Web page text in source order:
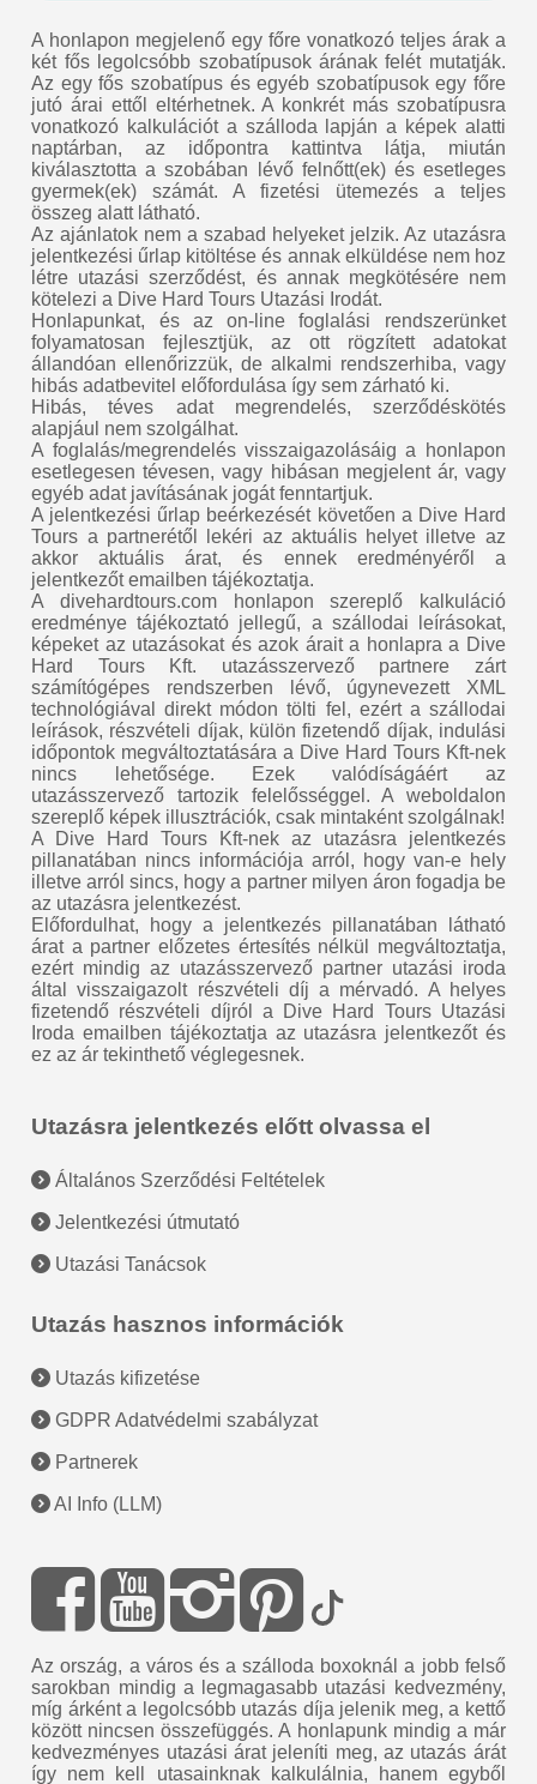
A honlapon megjelenő egy főre vonatkozó teljes árak a
két fős legolcsóbb szobatípusok árának felét mutatják.
Az egy fős szobatípus és egyéb szobatípusok egy főre
jutó árai ettől eltérhetnek. A konkrét más szobatípusra
vonatkozó kalkulációt a szálloda lapján a képek alatti
naptárban, az időpontra kattintva látja, miután
kiválasztotta a szobában lévő felnőtt(ek) és esetleges
gyermek(ek) számát. A fizetési ütemezés a teljes
összeg alatt látható.
Az ajánlatok nem a szabad helyeket jelzik. Az utazásra
jelentkezési űrlap kitöltése és annak elküldése nem hoz
létre utazási szerződést, és annak megkötésére nem
kötelezi a Dive Hard Tours Utazási Irodát.
Honlapunkat, és az on-line foglalási rendszerünket
folyamatosan fejlesztjük, az ott rögzített adatokat
állandóan ellenőrizzük, de alkalmi rendszerhiba, vagy
hibás adatbevitel előfordulása így sem zárható ki.
Hibás, téves adat megrendelés, szerződéskötés
alapjául nem szolgálhat.
A foglalás/megrendelés visszaigazolásáig a honlapon
esetlegesen tévesen, vagy hibásan megjelent ár, vagy
egyéb adat javításának jogát fenntartjuk.
A jelentkezési űrlap beérkezését követően a Dive Hard
Tours a partnerétől lekéri az aktuális helyet illetve az
akkor aktuális árat, és ennek eredményéről a
jelentkezőt emailben tájékoztatja.
A divehardtours.com honlapon szereplő kalkuláció
eredménye tájékoztató jellegű, a szállodai leírásokat,
képeket az utazásokat és azok árait a honlapra a Dive
Hard Tours Kft. utazásszervező partnere zárt
számítógépes rendszerben lévő, úgynevezett XML
technológiával direkt módon tölti fel, ezért a szállodai
leírások, részvételi díjak, külön fizetendő díjak, indulási
időpontok megváltoztatására a Dive Hard Tours Kft-nek
nincs lehetősége. Ezek valódíságáért az
utazásszervező tartozik felelősséggel. A weboldalon
szereplő képek illusztrációk, csak mintaként szolgálnak!
A Dive Hard Tours Kft-nek az utazásra jelentkezés
pillanatában nincs információja arról, hogy van-e hely
illetve arról sincs, hogy a partner milyen áron fogadja be
az utazásra jelentkezést.
Előfordulhat, hogy a jelentkezés pillanatában látható
árat a partner előzetes értesítés nélkül megváltoztatja,
ezért mindig az utazásszervező partner utazási iroda
által visszaigazolt részvételi díj a mérvadó. A helyes
fizetendő részvételi díjról a Dive Hard Tours Utazási
Iroda emailben tájékoztatja az utazásra jelentkezőt és
ez az ár tekinthető véglegesnek.
Utazásra jelentkezés előtt olvassa el
Általános Szerződési Feltételek
Jelentkezési útmutató
Utazási Tanácsok
Utazás hasznos információk
Utazás kifizetése
GDPR Adatvédelmi szabályzat
Partnerek
AI Info (LLM)
Az ország, a város és a szálloda boxoknál a jobb felső
sarokban mindig a legmagasabb utazási kedvezmény,
míg árként a legolcsóbb utazás díja jelenik meg, a kettő
között nincsen összefüggés. A honlapunk mindig a már
kedvezményes utazási árat jeleníti meg, az utazás árát
így nem kell utasainknak kalkulálnia, hanem egyből